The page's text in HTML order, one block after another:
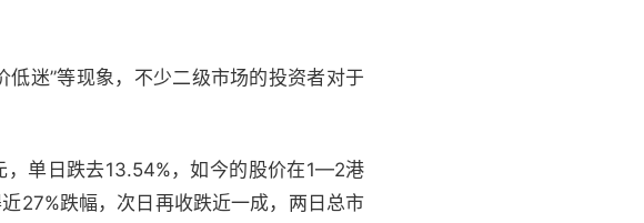
低迷”等现象，不少二级市场的投资者对于
，单日跌去13.54%，如今的股价在1—2港
27%跌幅，次日再收跌近一成，两日总市